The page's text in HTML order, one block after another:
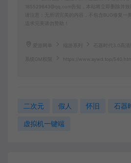
185529643@qq.com告知，本站将立即删除并致
请注意：无所谓完美的内容，不包含BUG修复一
追求完美请勿赞助！
爱游网单 端游系列 石器时代3.0高清
系统GM权限 https://www.aywd.top/540.html
二次元 假人 怀旧 石器
虚拟机一键端